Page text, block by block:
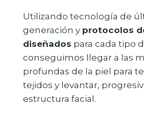
Utilizando tecnología de
generación y protocolos
diseñados para cada tipo
conseguimos llegar a las
profundas de la piel para
tejidos y levantar,
estructura facial.